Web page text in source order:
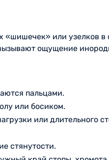
«шишечек» или узелков
ощущение
пальцами.
или босиком.
или длительного
стянутости.